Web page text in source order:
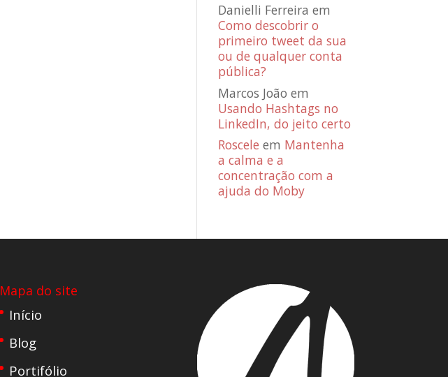
Danielli Ferreira em
Como descobrir o
primeiro tweet da sua
ou de qualquer conta
pública?
Marcos João em
Usando Hashtags no
LinkedIn, do jeito certo
Roscele em Mantenha
a calma e a
concentração com a
ajuda do Moby
Mapa do site
Início
Blog
Portifólio